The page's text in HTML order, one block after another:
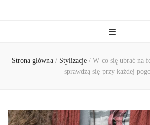
Strona główna / Stylizacje / W co się ubrać na
sprawdzą się przy każdej